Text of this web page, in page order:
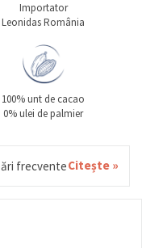
Importator
Leonidas România
100% unt de cacao
0% ulei de palmier
frecventeCitește »